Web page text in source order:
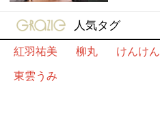
gravure-grazie
人気タグ
紅羽祐美
柳丸 けんけん
東雲うみ